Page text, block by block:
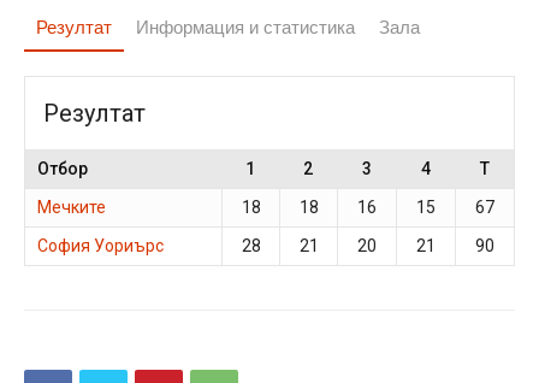
Резултат Информация и статистика Зала
Резултат
Отбор 1 2 3 4
T
Мечките
18 18 16 15
67
София Уориърс
28 21 20 21 90